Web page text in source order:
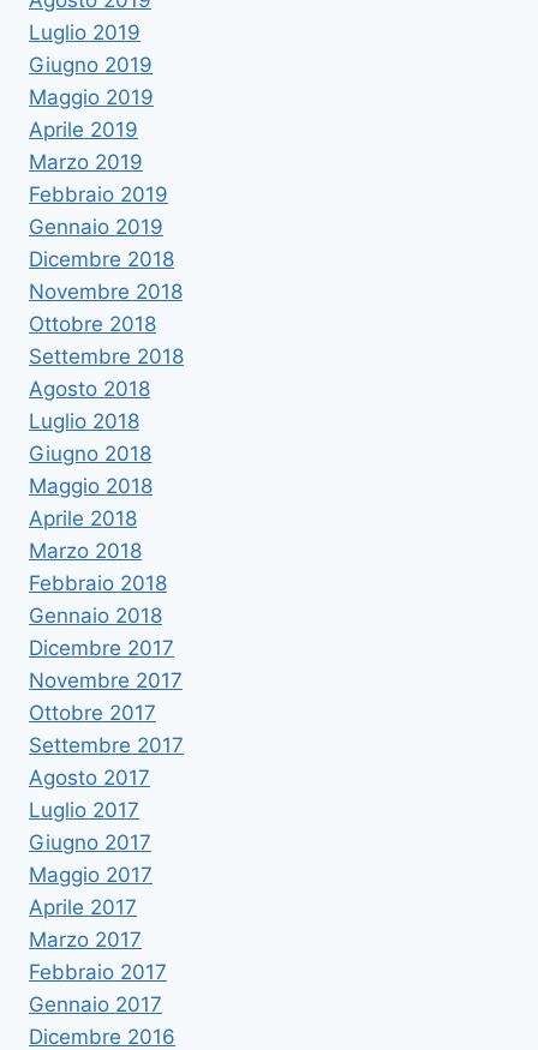
Luglio 2019
Giugno 2019
Maggio 2019
Aprile 2019
Marzo 2019
Febbraio 2019
Gennaio 2019
Dicembre 2018
Novembre 2018
Ottobre 2018
Settembre 2018
Agosto 2018
Luglio 2018
Giugno 2018
Maggio 2018
Aprile 2018
Marzo 2018
Febbraio 2018
Gennaio 2018
Dicembre 2017
Novembre 2017
Ottobre 2017
Settembre 2017
Agosto 2017
Luglio 2017
Giugno 2017
Maggio 2017
Aprile 2017
Marzo 2017
Febbraio 2017
Gennaio 2017
Dicembre 2016